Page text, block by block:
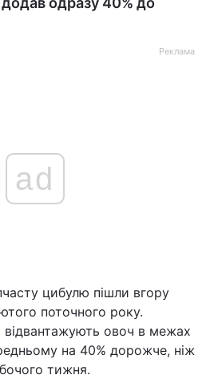
Реклама
ad
цибулю пішли вгору
поточного року.
відвантажують овоч в межах
на 40% дорожче, ніж
тижня.